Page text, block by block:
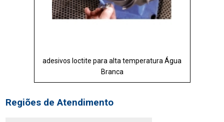
adesivos loctite para alta temperatura Água
Branca
Regiões de Atendimento